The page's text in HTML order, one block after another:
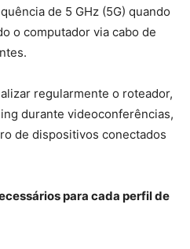
de 5 GHz (5G) quando
o computador via cabo de
regularmente o roteador,
durante videoconferências,
de dispositivos conectados
para cada perfil de